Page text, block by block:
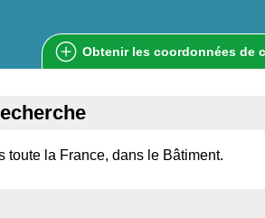
Obtenir les coordonnées de
toute la France, dans le Bâtiment.